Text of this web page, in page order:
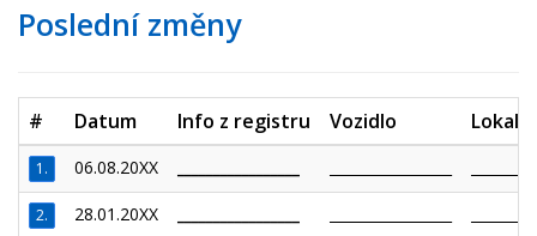
Poslední změny
# Datum Info z registru Vozidlo
1. 06.08.20XX
2. 28.01.20XX